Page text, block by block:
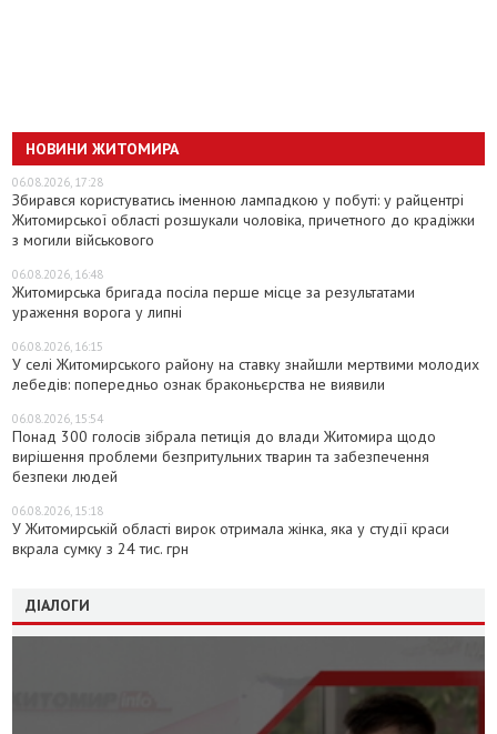
НОВИНИ ЖИТОМИРА
06.08.2026, 17:28
Збирався користуватись іменною лампадкою у побуті: у райцентрі
Житомирської області розшукали чоловіка, причетного до крадіжки
з могили військового
06.08.2026, 16:48
Житомирська бригада посіла перше місце за результатами
ураження ворога у липні
06.08.2026, 16:15
У селі Житомирського району на ставку знайшли мертвими молодих
лебедів: попередньо ознак браконьєрства не виявили
06.08.2026, 15:54
Понад 300 голосів зібрала петиція до влади Житомира щодо
вирішення проблеми безпритульних тварин та забезпечення
безпеки людей
06.08.2026, 15:18
У Житомирській області вирок отримала жінка, яка у студії краси
вкрала сумку з 24 тис. грн
ДІАЛОГИ